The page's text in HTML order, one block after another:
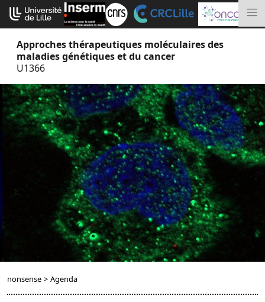
Aller
au
contenu
Approches thérapeutiques moléculaires des
maladies génétiques et du cancer
U1366
nonsense > Agenda
Cookies management panel